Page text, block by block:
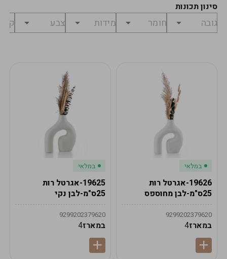
סינון תכונות
במלאי
19626-אגרטל רות
25ס"מ-לבן מחוספס
9299202379620
במארז4
במלאי
19625-אגרטל רות
25ס"מ-לבן נקי
9299202379620
במארז4
מחיר
לפני
₪0
לתשלום